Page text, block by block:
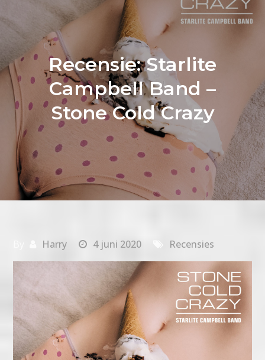
Recensie: Starlite
Campbell Band –
Stone Cold Crazy
Harry 4 juni 2020 Recensies